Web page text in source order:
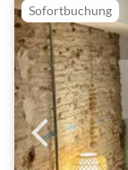
Sofortbuchung